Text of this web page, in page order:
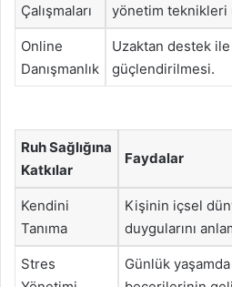
Çalışmaları
yönetim teknikleri
Online
Danışmanlık
Uzaktan destek ile
güçlendirilmesi.
Ruh Sağlığına
Katkılar
Faydalar
Kendini
Tanıma
Kişinin içsel
duygularını
Stres
Günlük